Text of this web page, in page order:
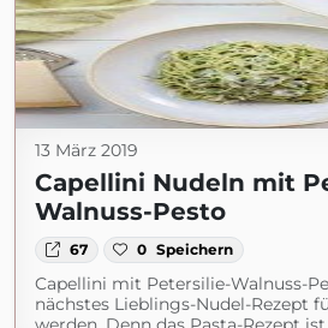
13 März 2019
Capellini Nudeln mit
Walnuss-Pesto
67 0 Speichern
Capellini mit Petersilie-Walnuss-
nächstes Lieblings-Nudel-Rezept